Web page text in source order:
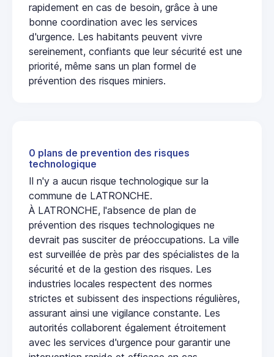
rapidement en cas de besoin, grâce à une
bonne coordination avec les services
d'urgence. Les habitants peuvent vivre
sereinement, confiants que leur sécurité est une
priorité, même sans un plan formel de
prévention des risques miniers.
0 plans de prevention des risques
technologique
Il n'y a aucun risque technologique sur la
commune de LATRONCHE.
À LATRONCHE, l'absence de plan de
prévention des risques technologiques ne
devrait pas susciter de préoccupations. La ville
est surveillée de près par des spécialistes de la
sécurité et de la gestion des risques. Les
industries locales respectent des normes
strictes et subissent des inspections régulières,
assurant ainsi une vigilance constante. Les
autorités collaborent également étroitement
avec les services d'urgence pour garantir une